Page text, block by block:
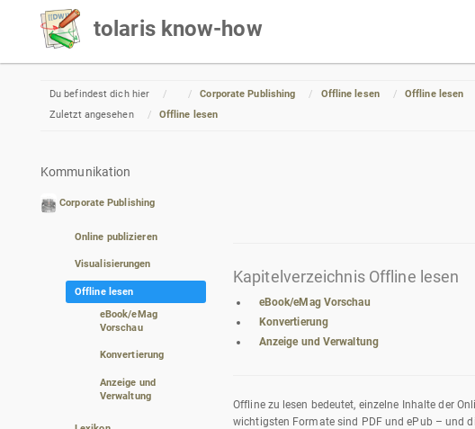
tolaris know-how
Du befindest dich hier HomeCorporate Publishing Offline lesen
Offline lesen
Zuletzt angesehen
Offline lesen
Kommunikation
Corporate Publishing
Online publizieren
Visualisierungen
Offline lesen
eBook/eMag
Vorschau
Konvertierung
Anzeige und
Verwaltung
Kapitelverzeichnis Offline lesen
eBook/eMag Vorschau
Konvertierung
Anzeige und Verwaltung
Offline zu lesen bedeutet, einzelne Inhalte der
wichtigsten Formate sind PDF und ePub – und